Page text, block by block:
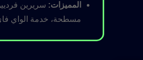
المميزات: سريرين
مسطحة، خدمة الواي